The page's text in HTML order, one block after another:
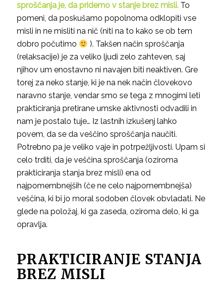
sproščanja je, da pridemo v stanje brez misli.To
pomeni, da poskušamo popolnoma odklopiti vse
misli in ne misliti na nič (niti na to kako se ob tem
dobro počutimo
). Takšen način sproščanja
(relaksacije) je za veliko ljudi zelo zahteven, saj
njihov um enostavno ni navajen biti neaktiven. Gre
torej za neko stanje, ki je na nek način človekovo
naravno stanje, vendar smo se tega z mnogimi leti
prakticiranja pretirane umske aktivnosti odvadili in
nam je postalo tuje… Iz lastnih izkušenj lahko
povem, da se da veščino sproščanja naučiti.
Potrebno pa je veliko vaje in potrpežljivosti. Upam si
celo trditi, da je veščina sproščanja (oziroma
prakticiranja stanja brez misli) ena od
najpomembnejših (če ne celo najpomembnejša)
veščina, ki bi jo moral sodoben človek obvladati. Ne
glede na položaj, ki ga zaseda, oziroma delo, ki ga
opravlja.
PRAKTICIRANJE STANJA
BREZ MISLI